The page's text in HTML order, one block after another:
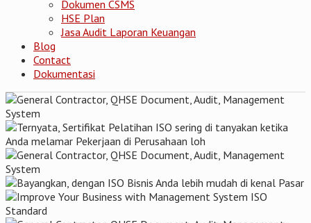
Dokumen CSMS
HSE Plan
Jasa Audit Laporan Keuangan
Blog
Contact
Dokumentasi